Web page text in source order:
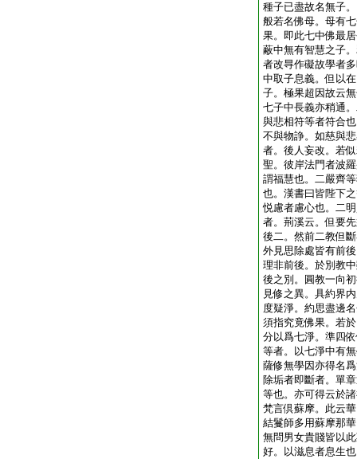
種子已盡故名無子
般若名佛母。母有
果。即此七中佛最
蔽中無有智慧之子
者改㝵作礙故學者
中取子息義。但以
子。極果超因故云
七子中長義亦稍通
與悲相符等者符合
不與物諍。如慈與
者。後人妄改。若
聖。彼岸法門者波
謂福慧也。二嚴齊
也。漢書曰皆陛下
悦慮者慮心也。二
者。荊溪云。但要
後二。然前二教但
外見思除處皆有前
理非前後。於別教
後之別。圓教一向
見修之異。具約界
度疑淨。約思盡邊
須指究竟佛果。若
分以爲七淨。準四
等者。以七淨中有
薩修無學因亦得名
除垢者即斷者。單
等也。亦可得云於
梵言倶蘇摩。此云
結鬘師多用蘇摩那
無問男女貴賤皆以
好。以滋息者息生